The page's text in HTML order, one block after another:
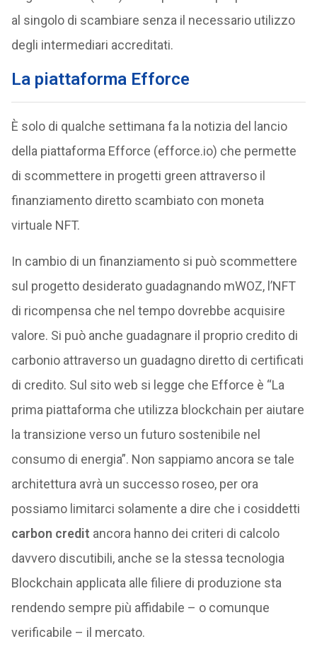
al singolo di scambiare senza il necessario utilizzo
degli intermediari accreditati.
La piattaforma Efforce
È solo di qualche settimana fa la notizia del lancio
della piattaforma Efforce (efforce.io) che permette
di scommettere in progetti green attraverso il
finanziamento diretto scambiato con moneta
virtuale NFT.
In cambio di un finanziamento si può scommettere
sul progetto desiderato guadagnando mWOZ, l’NFT
di ricompensa che nel tempo dovrebbe acquisire
valore. Si può anche guadagnare il proprio credito di
carbonio attraverso un guadagno diretto di certificati
di credito. Sul sito web si legge che Efforce è “La
prima piattaforma che utilizza blockchain per aiutare
la transizione verso un futuro sostenibile nel
consumo di energia”. Non sappiamo ancora se tale
architettura avrà un successo roseo, per ora
possiamo limitarci solamente a dire che i cosiddetti
carbon credit ancora hanno dei criteri di calcolo
davvero discutibili, anche se la stessa tecnologia
Blockchain applicata alle filiere di produzione sta
rendendo sempre più affidabile – o comunque
verificabile – il mercato.